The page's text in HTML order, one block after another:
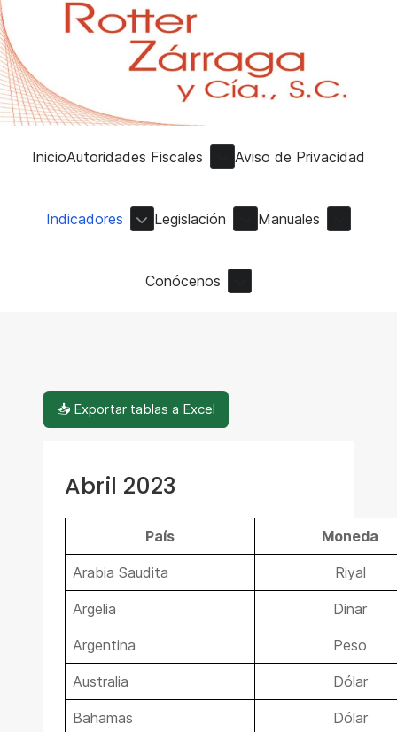
InicioAutoridades Fiscales Aviso de Privacidad
Indicadores Legislación Manuales
Conócenos
📥 Exportar tablas a Excel
Abril 2023
País Moneda
Arabia Saudita Riyal
Argelia Dinar
Argentina Peso
Australia Dólar
Bahamas Dólar